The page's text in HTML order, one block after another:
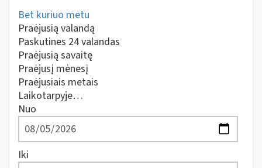
Bet kuriuo metu
Praėjusią valandą
Paskutines 24 valandas
Praėjusią savaitę
Praėjusį mėnesį
Praėjusiais metais
Laikotarpyje…
Nuo
Iki